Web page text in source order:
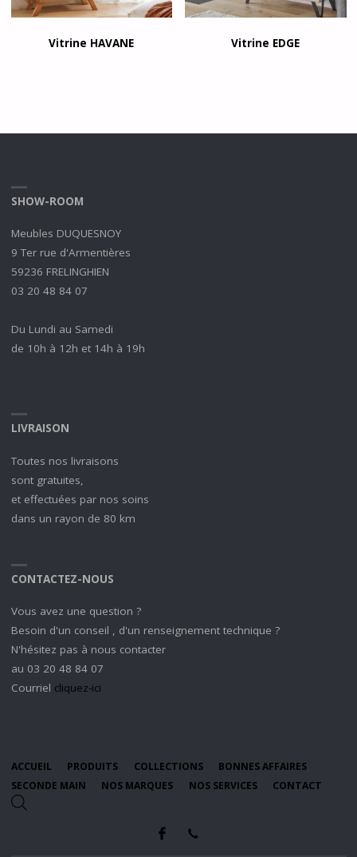
Vitrine HAVANE Vitrine EDGE
SHOW-ROOM
Meubles DUQUESNOY
9 Ter rue d'Armentières
59236 FRELINGHIEN
03 20 48 84 07
Du Lundi au Samedi
de 10h à 12h et 14h à 19h
LIVRAISON
Toutes nos livraisons
sont gratuites,
et effectuées par nos soins
dans un rayon de 80 km
CONTACTEZ-NOUS
Vous avez une question ?
Besoin d'un conseil , d'un renseignement technique ?
N'hésitez pas à nous contacter
au 03 20 48 84 07
Courriel cliquez-ici
ACCUEIL PRODUITS COLLECTIONS
BONNES AFFAIRES
SECONDE MAIN
NOS MARQUES NOS SERVICES CONTACT